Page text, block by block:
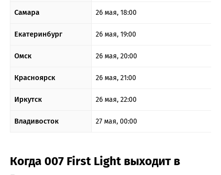
Самара 26 мая, 18:00
Екатеринбург 26 мая, 19:00
Омск 26 мая, 20:00
Красноярск 26 мая, 21:00
Иркутск 26 мая, 22:00
Владивосток 27 мая, 00:00
Когда 007 First Light выходит в